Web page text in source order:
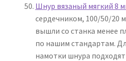
Шнур вязаный мягкий 8
сердечником, 100/50/20
вышли со станка менее
по нашим стандартам.
намотки шнура